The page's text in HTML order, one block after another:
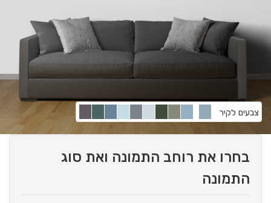
צבעים לקיר
בחרו את רוחב התמונה ואת סוג
התמונה